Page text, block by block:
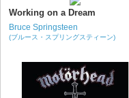
Working on a Dream
Bruce Springsteen
(ブルース・スプリングスティーン)